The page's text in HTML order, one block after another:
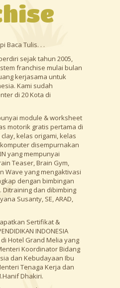
Baca Tulis. . .
sejak tahun 2005,
franchise mulai bulan
kerjasama untuk
Kami sudah
di 20 Kota di
module & worksheet
motorik gratis pertama di
kelas origami, kelas
disempurnakan
yang mempunyai
Teaser, Brain Gym,
Wave yang mengaktivasi
dengan bimbingan
dan dibimbing
Susanty, SE, ARAD,
Sertifikat &
INDONESIA
Hotel Grand Melia yang
Koordinator Bidang
dan Kebudayaan Ibu
Tenaga Kerja dan
Dhakiri.